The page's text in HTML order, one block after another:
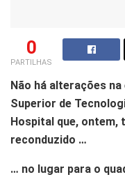
0
PARTILHAS
Não há alterações
Superior de
Hospital que, ontem,
reconduzido …
… no lugar para o